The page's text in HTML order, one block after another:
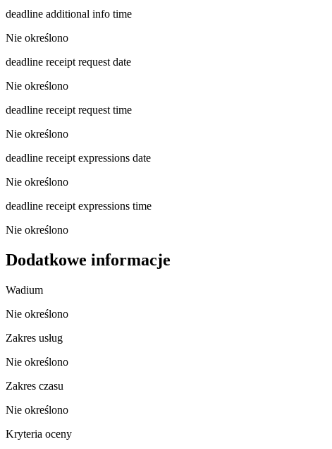
deadline additional info time
Nie określono
deadline receipt request date
Nie określono
deadline receipt request time
Nie określono
deadline receipt expressions date
Nie określono
deadline receipt expressions time
Nie określono
Dodatkowe informacje
Wadium
Nie określono
Zakres usług
Nie określono
Zakres czasu
Nie określono
Kryteria oceny